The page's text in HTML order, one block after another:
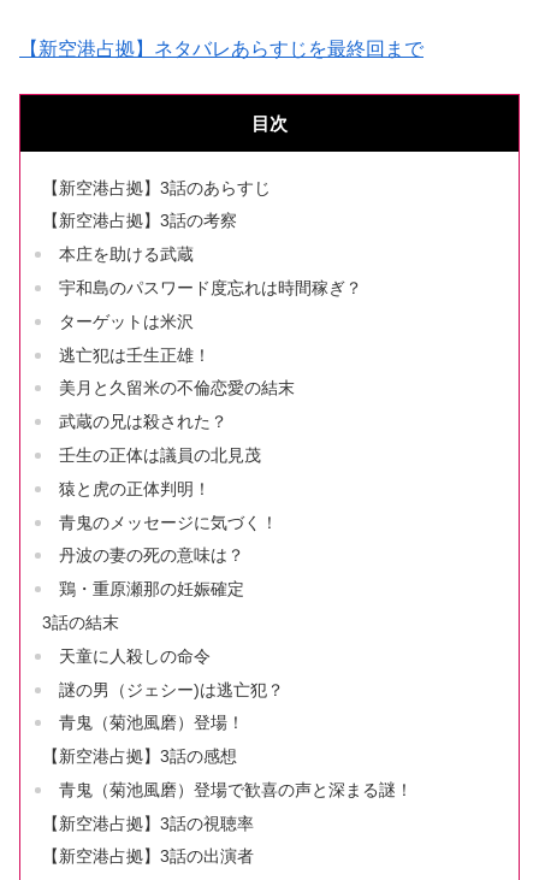
【新空港占拠】ネタバレあらすじを最終回まで
目次
【新空港占拠】3話のあらすじ
【新空港占拠】3話の考察
本庄を助ける武蔵
宇和島のパスワード度忘れは時間稼ぎ？
ターゲットは米沢
逃亡犯は壬生正雄！
美月と久留米の不倫恋愛の結末
武蔵の兄は殺された？
壬生の正体は議員の北見茂
猿と虎の正体判明！
青鬼のメッセージに気づく！
丹波の妻の死の意味は？
鶏・重原瀬那の妊娠確定
3話の結末
天童に人殺しの命令
謎の男（ジェシー)は逃亡犯？
青鬼（菊池風磨）登場！
【新空港占拠】3話の感想
青鬼（菊池風磨）登場で歓喜の声と深まる謎！
【新空港占拠】3話の視聴率
【新空港占拠】3話の出演者